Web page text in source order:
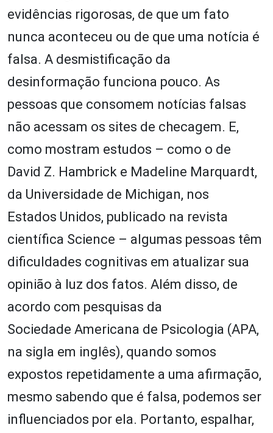
evidências rigorosas, de que um fato
nunca aconteceu ou de que uma notícia é
falsa. A desmistificação da
desinformação funciona pouco. As
pessoas que consomem notícias falsas
não acessam os sites de checagem. E,
como mostram estudos – como o de
David Z. Hambrick e Madeline Marquardt,
da Universidade de Michigan, nos
Estados Unidos, publicado na revista
científica Science – algumas pessoas têm
dificuldades cognitivas em atualizar sua
opinião à luz dos fatos. Além disso, de
acordo com pesquisas da
Sociedade Americana de Psicologia (APA,
na sigla em inglês), quando somos
expostos repetidamente a uma afirmação,
mesmo sabendo que é falsa, podemos ser
influenciados por ela. Portanto, espalhar,